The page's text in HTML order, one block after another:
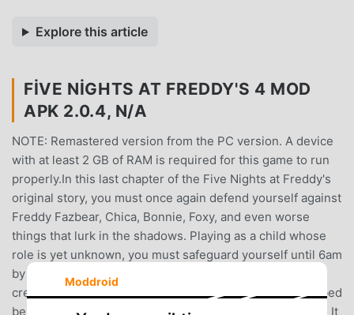
Explore this article
FIVE NIGHTS AT FREDDY'S 4 MOD
APK 2.0.4, N/A
NOTE: Remastered version from the PC version. A device
with at least 2 GB of RAM is required for this game to run
properly.In this last chapter of the Five Nights at Freddy's
original story, you must once again defend yourself against
Freddy Fazbear, Chica, Bonnie, Foxy, and even worse
things that lurk in the shadows. Playing as a child whose
role is yet unknown, you must safeguard yourself until 6am
by watching the doors, as well as warding off unwanted
creatures that may venture into your closet or onto the bed
behind you.You have only a flashlight to protect yourself. It
Moddroid